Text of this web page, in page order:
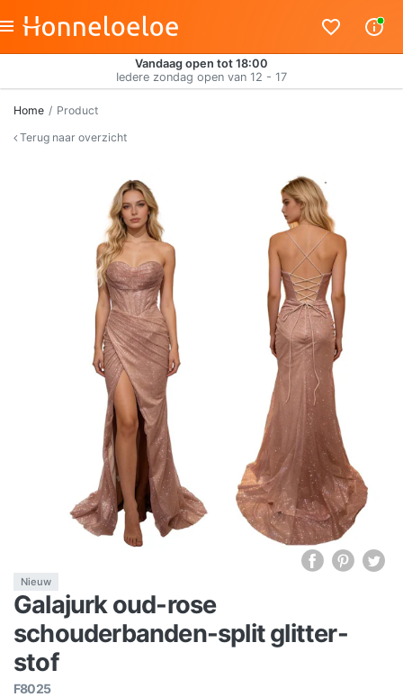
Vandaag open tot 18:00
Iedere zondag open van 12 - 17
Home
Product
Terug naar overzicht
Nieuw
Galajurk oud-rose
schouderbanden-split glitter-
stof
F8025